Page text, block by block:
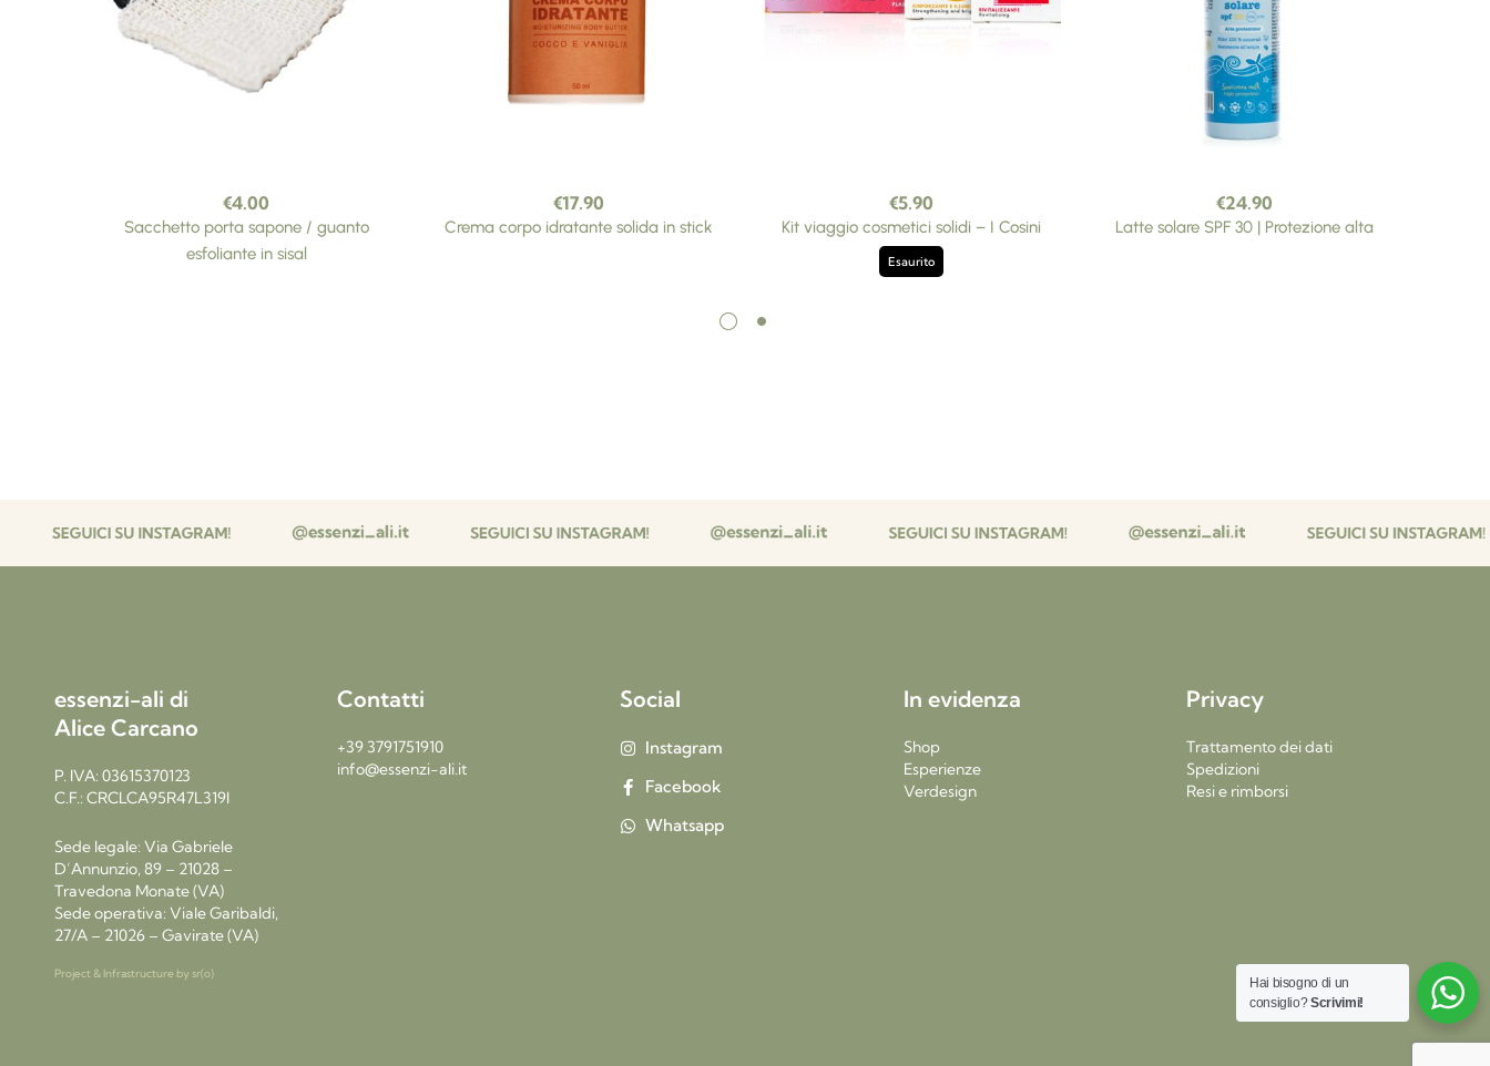
€4.00
Sacchetto porta sapone / guanto
esfoliante in sisal
€17.90
Crema corpo idratante solida in stick
€5.90
Kit viaggio cosmetici solidi – I Cosini
Esaurito
€24.90
Latte solare SPF 30 | Protezione alta
essenzi-ali di
Alice Carcano
P. IVA: 03615370123
C.F.: CRCLCA95R47L319I
Sede legale: Via Gabriele
D’Annunzio, 89 – 21028 –
Travedona Monate (VA)
Sede operativa: Viale Garibaldi,
27/A – 21026 – Gavirate (VA)
Project & Infrastructure by sr(o)
Contatti
+39 3791751910
info@essenzi-ali.it
Social
Instagram
Facebook
Whatsapp
In evidenza
Shop
Esperienze
Verdesign
Privacy
Trattamento dei dati
Spedizioni
Resi e rimborsi
Hai bisogno di un
consiglio?Scrivimi!